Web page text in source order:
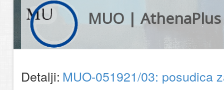
MUO | AthenaPlus
Detalji: MUO-051921/03: posudica